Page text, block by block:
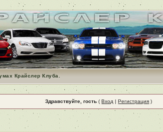
Крайслер Клуба.
Здравствуйте, гость (Вход |Регистрация )